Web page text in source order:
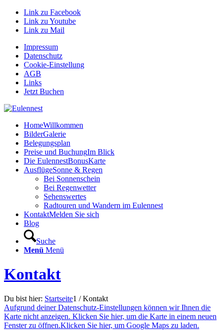
Link zu Facebook
Link zu Youtube
Link zu Mail
Impressum
Datenschutz
Cookie-Einstellung
AGB
Links
Jetzt Buchen
HomeWillkommen
BilderGalerie
Belegungsplan
Preise und BuchungIm Blick
Die EulennestBonusKarte
AusflügeSonne & Regen
Bei Sonnenschein
Bei Regenwetter
Sehenswertes
Radtouren und Wandern im Eulennest
KontaktMelden Sie sich
Blog
Suche
Menü Menü
Kontakt
Du bist hier: Startseite1 / Kontakt
Aufgrund deiner Datenschutz-Einstellungen können wir Ihnen die
Karte nicht anzeigen. Klicken Sie hier, um die Karte in einem neuen
Fenster zu öffnen.Klicken Sie hier, um Google Maps zu laden.